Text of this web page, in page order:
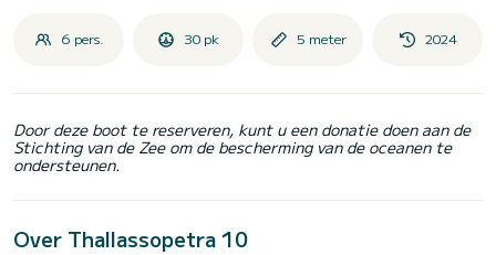
6 pers. 30 pk 5 meter 2024
Door deze boot te reserveren, kunt u een donatie doen aan de
Stichting van de Zee om de bescherming van de oceanen te
ondersteunen.
Over Thallassopetra 10